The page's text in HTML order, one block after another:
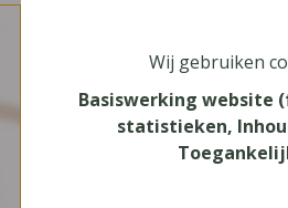
Secundair Onderwijs,
Wij gebruiken
Basiswerking website
statistieken,